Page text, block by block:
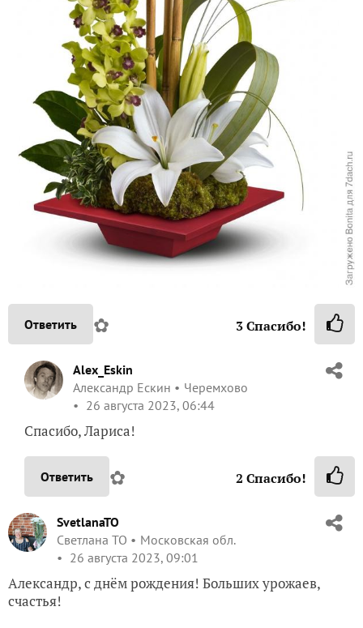
Ответить ✿ 3Спасибо!
Alex_Eskin
Александр Ескин
Черемхово
26 августа 2023, 06:44
Спасибо, Лариса!
Ответить ✿ 2 Спасибо!
SvetlanaTO
Светлана ТО
Московская обл.
26 августа 2023, 09:01
Александр, с днём рождения! Больших урожаев,
счастья!